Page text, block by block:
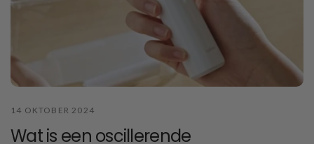
14 OKTOBER 2024
Wat is een oscillerende